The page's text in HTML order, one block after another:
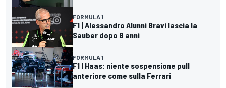
FORMULA 1
F1 | Alessandro Alunni Bravi lascia la
Sauber dopo 8 anni
FORMULA 1
F1 | Haas: niente sospensione pull
anteriore come sulla Ferrari